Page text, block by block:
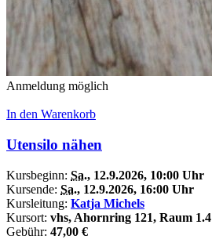
Anmeldung möglich
In den Warenkorb
Utensilo nähen
Kursbeginn: Sa., 12.9.2026, 10:00 Uhr
Kursende: Sa., 12.9.2026, 16:00 Uhr
Kursleitung: Katja Michels
Kursort: vhs, Ahornring 121, Raum 1.4
Gebühr: 47,00 €